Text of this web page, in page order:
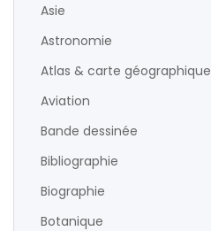
Asie
Astronomie
Atlas & carte géographique
Aviation
Bande dessinée
Bibliographie
Biographie
Botanique